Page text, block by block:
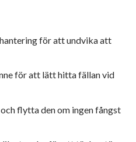
för att undvika att
för att lätt hitta fällan vid
flytta den om ingen fångst